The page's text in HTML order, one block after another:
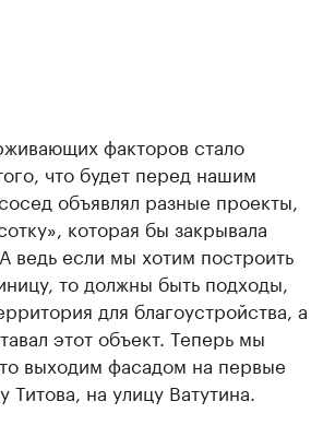
факторов стало
что будет перед нашим
объявлял разные проекты,
которая бы закрывала
ведь если мы хотим построить
то должны быть подходы,
для благоустройства, а
этот объект. Теперь мы
выходим фасадом на первые
Титова, на улицу Ватутина.